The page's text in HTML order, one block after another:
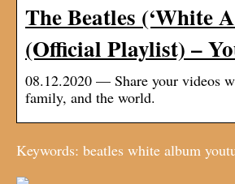
The Beatles (‘White
(Official Playlist) –
08.12.2020 — Share your videos
family, and the world.
Keywords: beatles white album